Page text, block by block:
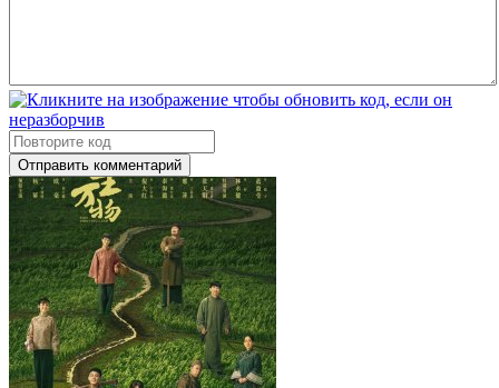
Отправить комментарий